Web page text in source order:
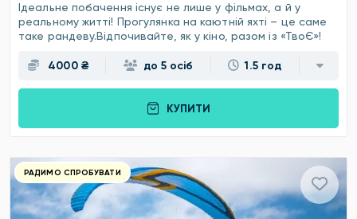
Ідеальне побачення існує не лише у фільмах, а й у
реальному житті! Прогулянка на каютній яхті – це саме
таке рандеву.Відпочивайте, як у кіно, разом із «ТвоЄ»!
4000 ₴ до 5 осіб 1.5 год
КУПИТИ
РАДИМО СПРОБУВАТИ